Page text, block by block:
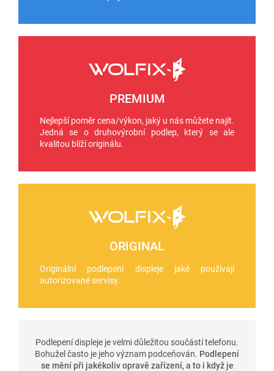
PREMIUM
Nejlepší poměr cena/výkon, jaký u nás můžete najít.
Jedná se o druhovýrobní podlep, který se ale
kvalitou blíží originálu.
ORIGINAL
Originální podlepení displeje jaké používají
autorizované servisy.
Podlepení displeje je velmi důležitou součástí telefonu.
Bohužel často je jeho význam podceňován. Podlepení
se mění při jakékoliv opravě zařízení, a to i když je